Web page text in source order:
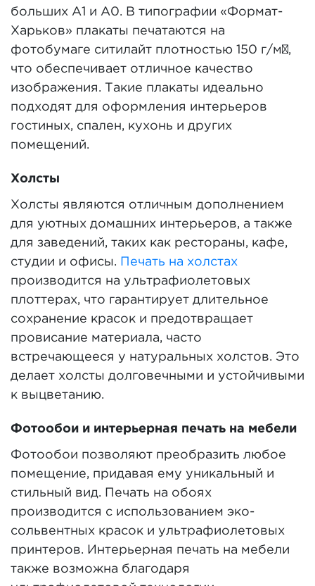
больших A1 и A0. В типографии «Формат-
Харьков» плакаты печатаются на
фотобумаге ситилайт плотностью 150 г/м²,
что обеспечивает отличное качество
изображения. Такие плакаты идеально
подходят для оформления интерьеров
гостиных, спален, кухонь и других
помещений.
Холсты
Холсты являются отличным дополнением
для уютных домашних интерьеров, а также
для заведений, таких как рестораны, кафе,
студии и офисы.
Печать на холстах
производится на ультрафиолетовых
плоттерах, что гарантирует длительное
сохранение красок и предотвращает
провисание материала, часто
встречающееся у натуральных холстов. Это
делает холсты долговечными и устойчивыми
к выцветанию.
Фотообои и интерьерная печать на мебели
Фотообои позволяют преобразить любое
помещение, придавая ему уникальный и
стильный вид. Печать на обоях
производится с использованием эко-
сольвентных красок и ультрафиолетовых
принтеров. Интерьерная печать на мебели
также возможна благодаря